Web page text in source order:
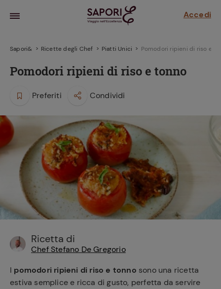
Accedi
ricetta
il
frutta
sensi di
Sapori& Ricette degli Chef Piatti Unici Pomodori ripieni di riso e
Pomodori ripieni di riso e tonno
Preferiti Condividi
Ricetta di
Chef Stefano De Gregorio
I pomodori ripieni di riso e tonno sono una ricetta
estiva semplice e ricca di gusto, perfetta da servire